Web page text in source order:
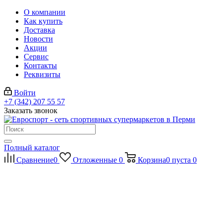
О компании
Как купить
Доставка
Новости
Акции
Сервис
Контакты
Реквизиты
Войти
+7 (342) 207 55 57
Заказать звонок
Полный каталог
Сравнение0 Отложенные 0 Корзина0 пуста 0